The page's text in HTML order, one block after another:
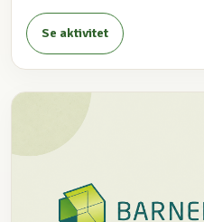
Se aktivitet